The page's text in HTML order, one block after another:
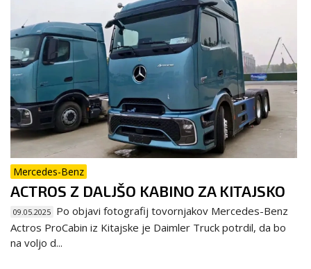
Mercedes-Benz
ACTROS Z DALJŠO KABINO ZA KITAJSKO
09.05.2025 Po objavi fotografij tovornjakov Mercedes-Benz
Actros ProCabin iz Kitajske je Daimler Truck potrdil, da bo
na voljo d...